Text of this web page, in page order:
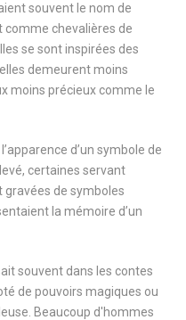
souvent le nom de
comme chevalières de
se sont inspirées des
demeurent moins
moins précieux comme le
d’un symbole de
certaines servant
de symboles
la mémoire d’un
souvent dans les contes
de pouvoirs magiques ou
Beaucoup d'hommes